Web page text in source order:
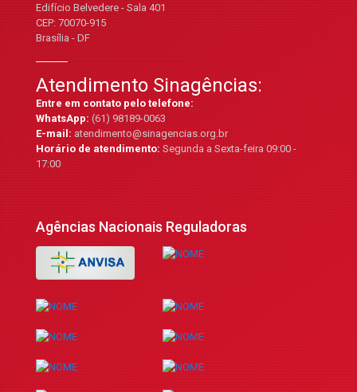
Edifício Belvedere - Sala 401
CEP: 70070-915
Brasília - DF
Atendimento Sinagências:
Entre em contato pelo telefone:
WhatsApp:(61) 98189-0063
E-mail:atendimento@sinagencias.org.br
Horário de atendimento:Segunda a Sexta-feira 09:00 -
17:00
Agências Nacionais Reguladoras